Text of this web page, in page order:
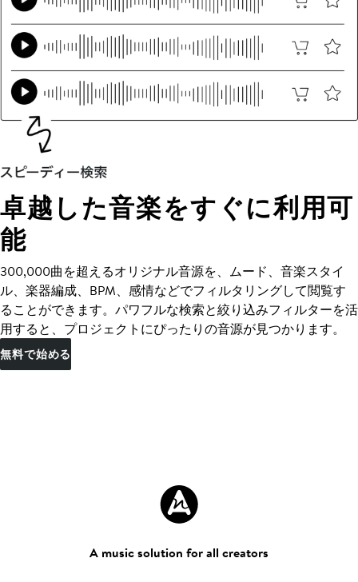
卓越した音楽をすぐに利用可
能
300,000曲を超えるオリジナル音源を、ムード、音楽スタイ
ル、楽器編成、BPM、感情などでフィルタリングして閲覧す
ることができます。パワフルな検索と絞り込みフィルターを活
用すると、プロジェクトにぴったりの音源が見つかります。
無料で始める
A music solution for all creators